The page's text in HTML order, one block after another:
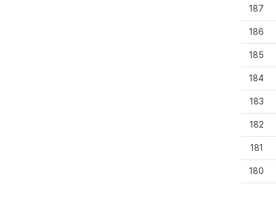
187
186
185
184
183
182
181
180